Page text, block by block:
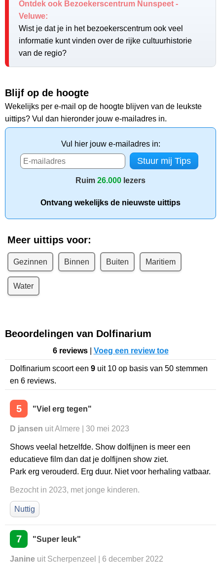
Ontdek ook Bezoekerscentrum Nunspeet -
Veluwe:
Wist je dat je in het bezoekerscentrum ook veel
informatie kunt vinden over de rijke cultuurhistorie
van de regio?
Blijf op de hoogte
Wekelijks per e-mail op de hoogte blijven van de leukste
uittips? Vul dan hieronder jouw e-mailadres in.
Vul hier jouw e-mailadres in:
Ruim 26.000 lezers
Ontvang wekelijks de nieuwste uittips
Meer uittips voor:
Gezinnen Binnen Buiten Maritiem
Water
Beoordelingen van Dolfinarium
6 reviews| Voeg een review toe
Dolfinarium scoort een 9 uit 10 op basis van 50 stemmen
en 6 reviews.
5 "Viel erg tegen"
D jansen uit Almere | 30 mei 2023
Shows veelal hetzelfde. Show dolfijnen is meer een
educatieve film dan dat je dolfijnen show ziet.
Park erg verouderd. Erg duur. Niet voor herhaling vatbaar.
Bezocht in 2023, met jonge kinderen.
Nuttig
7 "Super leuk"
Janine uit Scherpenzeel | 6 december 2022